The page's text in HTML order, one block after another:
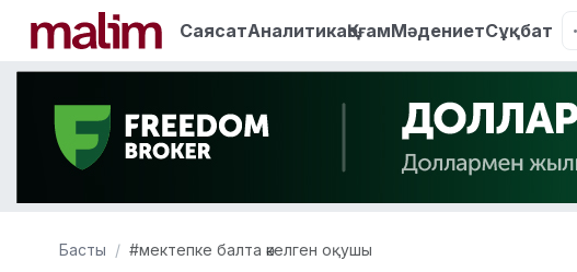
СаясатАналитикаҚоғамМәдениетСұқбат
Басты #мектепке балта әкелген оқушы